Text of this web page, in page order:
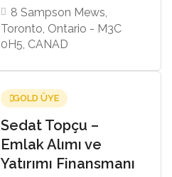
8 Sampson Mews,
Toronto, Ontario - M3C
0H5, CANAD
GOLD ÜYE
Sedat Topçu –
Emlak Alımı ve
Yatırımı Finansmanı